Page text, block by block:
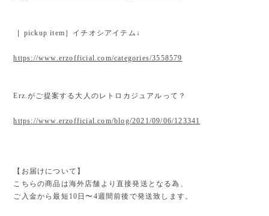
［ pickup item］イチオシアイテム↓
https://www.erzofficial.com/categories/3558579
Erz.がご提案する大人のレトロカジュアルって？
https://www.erzofficial.com/blog/2021/09/06/123341
【お届けについて】
こちらの商品は海外店舗より直接発送となる為、
ご入金から最短10日〜4週間前後で発送致します。